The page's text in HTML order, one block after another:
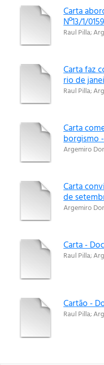
Carta
Nº13/1/
Raul Pilla;
Carta faz
rio de
Raul Pilla;
Carta
borgismo -
Argemiro
Carta
de
Argemiro
Carta -
Raul Pilla;
Cartão -
Raul Pilla;